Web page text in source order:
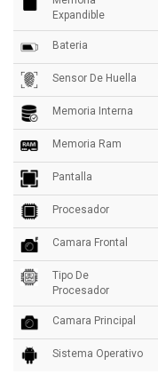
Expandible
Bateria
Sensor De Huella
Memoria Interna
Memoria Ram
Pantalla
Procesador
Camara Frontal
Tipo De
Procesador
Camara Principal
Sistema Operativo